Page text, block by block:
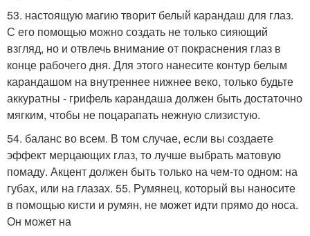
53. настоящую магию творит белый карандаш для глаз.
С его помощью можно создать не только сияющий
взгляд, но и отвлечь внимание от покраснения глаз в
конце рабочего дня. Для этого нанесите контур белым
карандашом на внутреннее нижнее веко, только будьте
аккуратны - грифель карандаша должен быть достаточно
мягким, чтобы не поцарапать нежную слизистую.
54. баланс во всем. В том случае, если вы создаете
эффект мерцающих глаз, то лучше выбрать матовую
помаду. Акцент должен быть только на чем-то одном: на
губах, или на глазах. 55. Румянец, который вы наносите
в помощью кисти и румян, не может идти прямо до носа.
Он может на